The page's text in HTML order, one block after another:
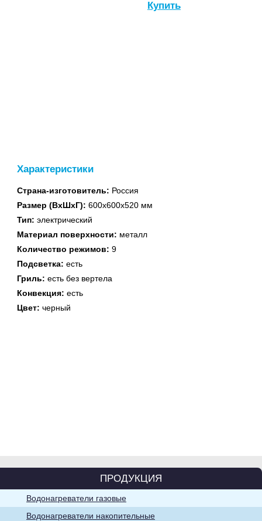
поверхности
Водонагреватели
газовые
Воздухоочистители
Купить
Характеристики
Страна-изготовитель: Россия
Размер (ВхШхГ): 600х600х520 мм
Тип: электрический
Материал поверхности: металл
Количество режимов: 9
Подсветка: есть
Гриль: есть без вертела
Конвекция: есть
Цвет: черный
ПРОДУКЦИЯ
Водонагреватели газовые
Водонагреватели накопительные